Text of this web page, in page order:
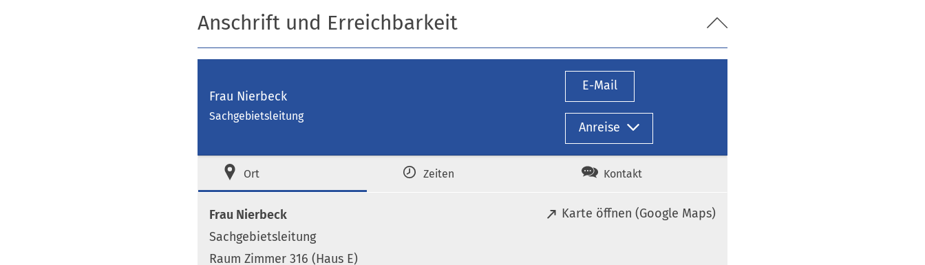
Anschrift und Erreichbarkeit
Frau Nierbeck
Sachgebietsleitung
E-Mail
Anreise
Ort Zeiten Kontakt
Frau Nierbeck
Sachgebietsleitung
Raum Zimmer 316 (Haus E)
Karte öffnen (Google Maps)
(